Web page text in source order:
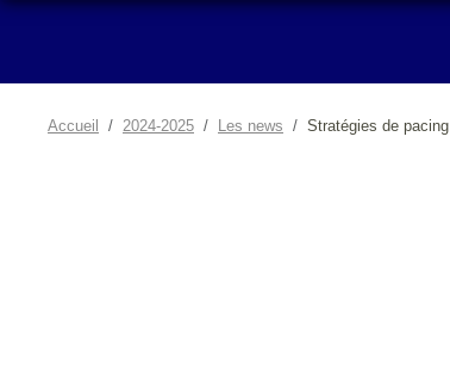
Accueil 2024-2025 Les news Stratégies de pacing